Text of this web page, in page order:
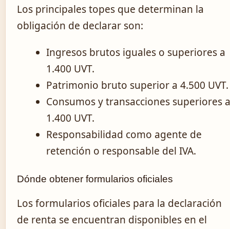
Los principales topes que determinan la
obligación de declarar son:
Ingresos brutos iguales o superiores a
1.400 UVT.
Patrimonio bruto superior a 4.500 UVT.
Consumos y transacciones superiores a
1.400 UVT.
Responsabilidad como agente de
retención o responsable del IVA.
Dónde obtener formularios oficiales
Los formularios oficiales para la declaración
de renta se encuentran disponibles en el